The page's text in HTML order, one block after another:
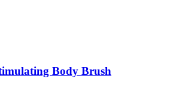
Body Brush